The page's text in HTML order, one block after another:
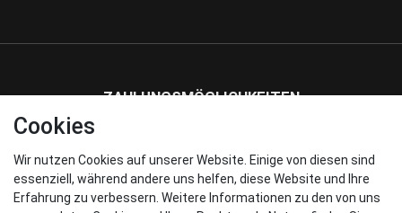
ZAHLUNGSMÖGLICHKEITEN
WIR VERSENDEN MIT
Cookies
Wir nutzen Cookies auf unserer Website. Einige von diesen sind
essenziell, während andere uns helfen, diese Website und Ihre
Erfahrung zu verbessern. Weitere Informationen zu den von uns